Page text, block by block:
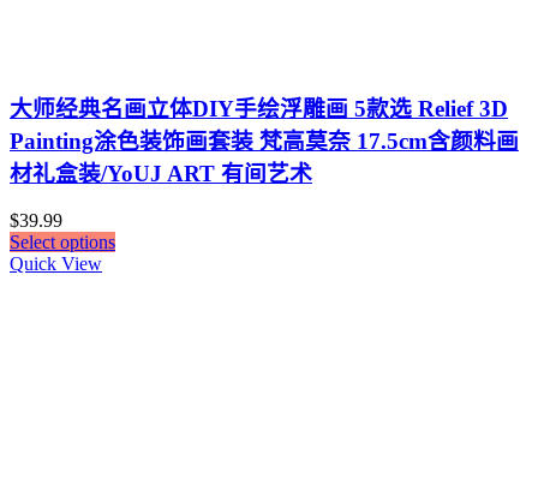
大师经典名画立体DIY手绘浮雕画 5款选 Relief 3D
Painting涂色装饰画套装 梵高莫奈 17.5cm含颜料画
材礼盒装/YoUJ ART 有间艺术
$39.99
Select options
Quick View